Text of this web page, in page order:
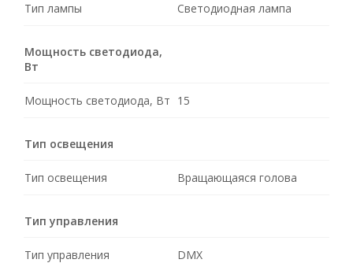
Тип лампы Светодиодная лампа
Мощность светодиода,
Вт
Мощность светодиода, Вт 15
Тип освещения
Тип освещения Вращающаяся голова
Тип управления
Тип управления DMX